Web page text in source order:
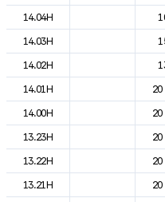
14.04H
14.03H
14.02H
14.01H
20
14.00H
20
13.23H
20
13.22H
20
13.21H
20